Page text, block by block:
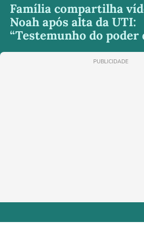
Família compartilha
Noah após alta da UTI:
“Testemunho do poder
PUBLICIDADE